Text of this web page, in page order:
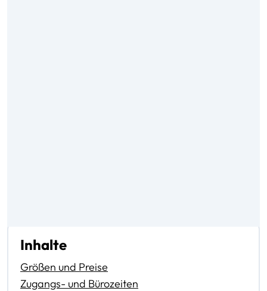
Inhalte
Größen und Preise
Zugangs- und Bürozeiten